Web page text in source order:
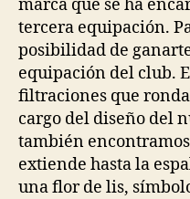
marca que se ha
tercera equipación.
posibilidad de
equipación del club.
filtraciones que
cargo del diseño del
también
extiende hasta la
una flor de lis,